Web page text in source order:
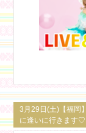
3月29日(土)【福岡
に逢いに行きます